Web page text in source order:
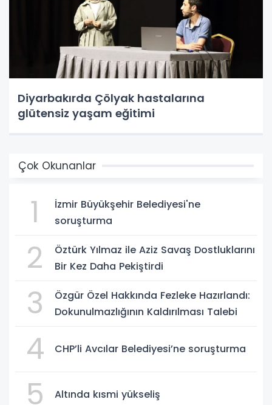
Diyarbakırda Çölyak hastalarına
glütensiz yaşam eğitimi
Çok Okunanlar
1
İzmir Büyükşehir Belediyesi'ne
soruşturma
2
Öztürk Yılmaz ile Aziz Savaş Dostluklarını
Bir Kez Daha Pekiştirdi
3
Özgür Özel Hakkında Fezleke Hazırlandı:
Dokunulmazlığının Kaldırılması Talebi
4 CHP’li Avcılar Belediyesi’ne soruşturma
5 Altında kısmi yükseliş